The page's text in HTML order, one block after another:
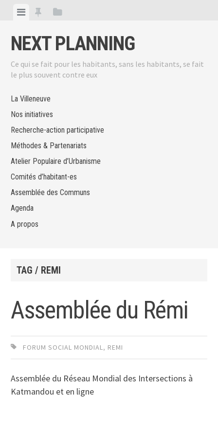
content
ViewView
posts
View
NEXT PLANNING
Ce qui se fait pour les habitants, sans les habitants, se fait
le plus souvent contre eux
La Villeneuve
Nos initiatives
Recherche-action participative
Méthodes & Partenariats
Atelier Populaire d’Urbanisme
Comités d’habitant-es
Assemblée des Communs
Agenda
A propos
TAG / REMI
Assemblée du Rémi
FORUM SOCIAL MONDIAL, REMI
Assemblée du Réseau Mondial des Intersections à
Katmandou et en ligne